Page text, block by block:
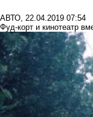
АВТО, 22.04.2019 07:54
Фуд-корт и кинотеатр